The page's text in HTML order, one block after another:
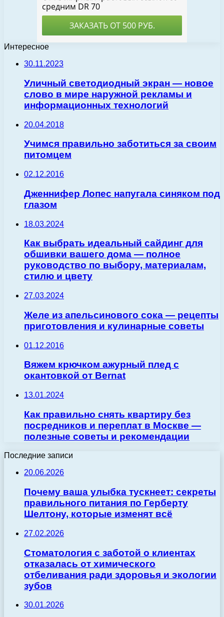
Интересное
30.11.2023
Уличный светодиодный экран — новое
слово в мире наружной рекламы и
информационных технологий
20.04.2018
Учимся правильно заботиться за своим
питомцем
02.12.2016
Дженнифер Лопес напугала синяком под
глазом
18.03.2024
Как выбрать идеальный сайдинг для
обшивки вашего дома — полное
руководство по выбору, материалам,
стилю и цвету
27.03.2024
Желе из апельсинового сока — рецепты
приготовления и кулинарные советы
01.12.2016
Вяжем крючком ажурный плед с
окантовкой от Bernat
13.01.2024
Как правильно снять квартиру без
посредников и переплат в Москве —
полезные советы и рекомендации
Последние записи
20.06.2026
Почему ваша улыбка тускнеет: секреты
правильного питания по Герберту
Шелтону, которые изменят всё
27.02.2026
Стоматология с заботой о клиентах
отказалась от химического
отбеливания ради здоровья и экологии
зубов
30.01.2026